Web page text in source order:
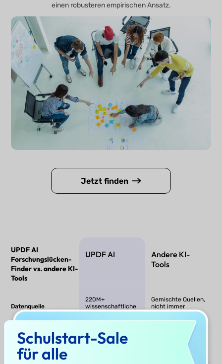
einen robusteren empirischen Ansatz.
Jetzt finden
UPDF AI
Forschungslücken-
Finder vs. andere KI-
Tools
UPDF AI
Andere KI-
Tools
Datenquelle
220M+
wissenschaftliche
Paper
Gemischte Quellen,
nicht immer
wissenschaftlich
Multi-Paper-Gap-
Analyse
Schulstart-Sale
für alle